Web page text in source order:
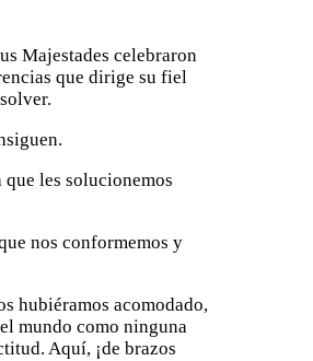
Majestades celebraron
que dirige su fiel
les solucionemos
nos conformemos y
hubiéramos acomodado,
mundo como ninguna
Aquí, ¡de brazos